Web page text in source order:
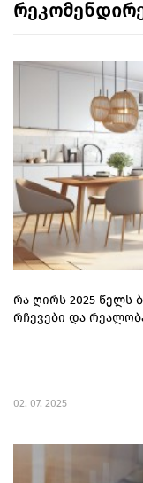
რა ღირს 2025 წელს
რჩევები და
02. 07. 2025